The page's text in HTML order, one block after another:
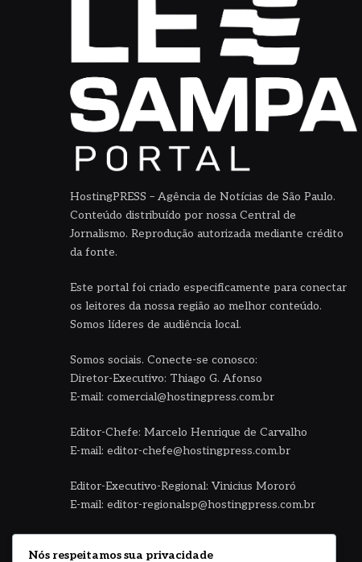
HostingPRESS – Agência de Notícias de São Paulo.
Conteúdo distribuído por nossa Central de
Jornalismo. Reprodução autorizada mediante crédito
da fonte.
Este portal foi criado especificamente para conectar
os leitores da nossa região ao melhor conteúdo.
Somos líderes de audiência local.
Somos sociais. Conecte-se conosco:
Diretor-Executivo: Thiago G. Afonso
E-mail: comercial@hostingpress.com.br
Editor-Chefe: Marcelo Henrique de Carvalho
E-mail: editor-chefe@hostingpress.com.br
Editor-Executivo-Regional: Vinicius Mororó
E-mail: editor-regionalsp@hostingpress.com.br
E-mail: editoria@hostingpress.com.br
Nós respeitamos sua privacidade